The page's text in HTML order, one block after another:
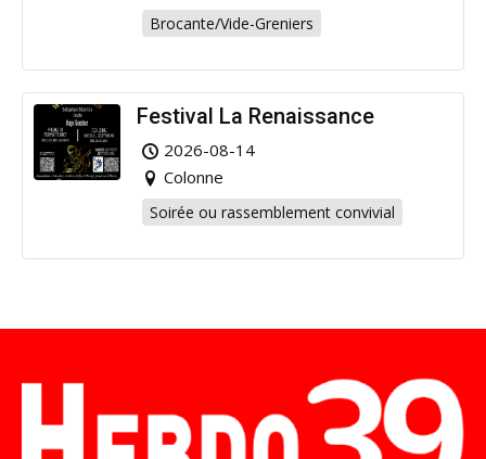
Brocante/Vide-Greniers
Festival La Renaissance
2026-08-14
Colonne
Soirée ou rassemblement convivial